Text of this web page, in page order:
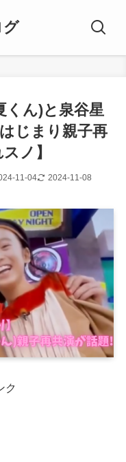
グ
くん)と泉谷星
じまり親子再
ノ】
11-04 2024-11-08
ク